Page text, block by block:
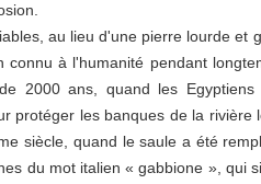
au lieu d'une pierre lourde et
à l'humanité pendant
2000 ans, quand les
protéger les banques de la rivière
siècle, quand le saule a été
du mot italien « gabbione », qui